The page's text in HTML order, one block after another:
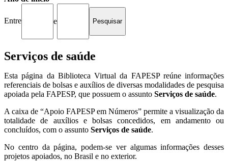
Entre e
Serviços de saúde
Esta página da Biblioteca Virtual da FAPESP reúne informações
referenciais de bolsas e auxílios de diversas modalidades de pesquisa
apoiada pela FAPESP, que possuem o assunto Serviços de saúde.
A caixa de “Apoio FAPESP em Números” permite a visualização da
totalidade de auxílios e bolsas concedidos, em andamento ou
concluídos, com o assunto Serviços de saúde.
No centro da página, podem-se ver algumas informações desses
projetos apoiados, no Brasil e no exterior.